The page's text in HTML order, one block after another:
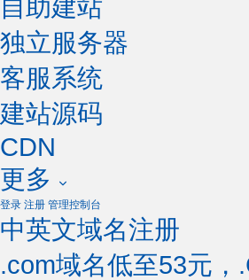
自助建站
独立服务器
客服系统
建站源码
CDN
更多
登录 注册 管理控制台
中英文域名注册
.com域名低至53元